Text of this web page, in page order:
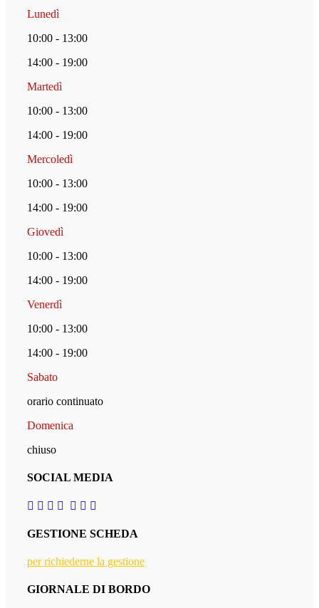
Lunedì
10:00 - 13:00
14:00 - 19:00
Martedì
10:00 - 13:00
14:00 - 19:00
Mercoledì
10:00 - 13:00
14:00 - 19:00
Giovedì
10:00 - 13:00
14:00 - 19:00
Venerdì
10:00 - 13:00
14:00 - 19:00
Sabato
orario continuato
Domenica
chiuso
SOCIAL MEDIA
GESTIONE SCHEDA
per richiederne la gestione
GIORNALE DI BORDO